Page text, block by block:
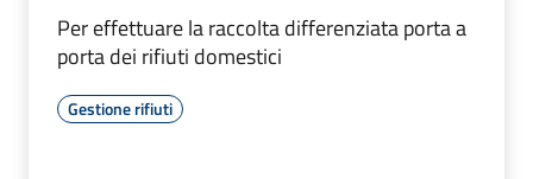
Per effettuare la raccolta differenziata porta a
porta dei rifiuti domestici
Gestione rifiuti